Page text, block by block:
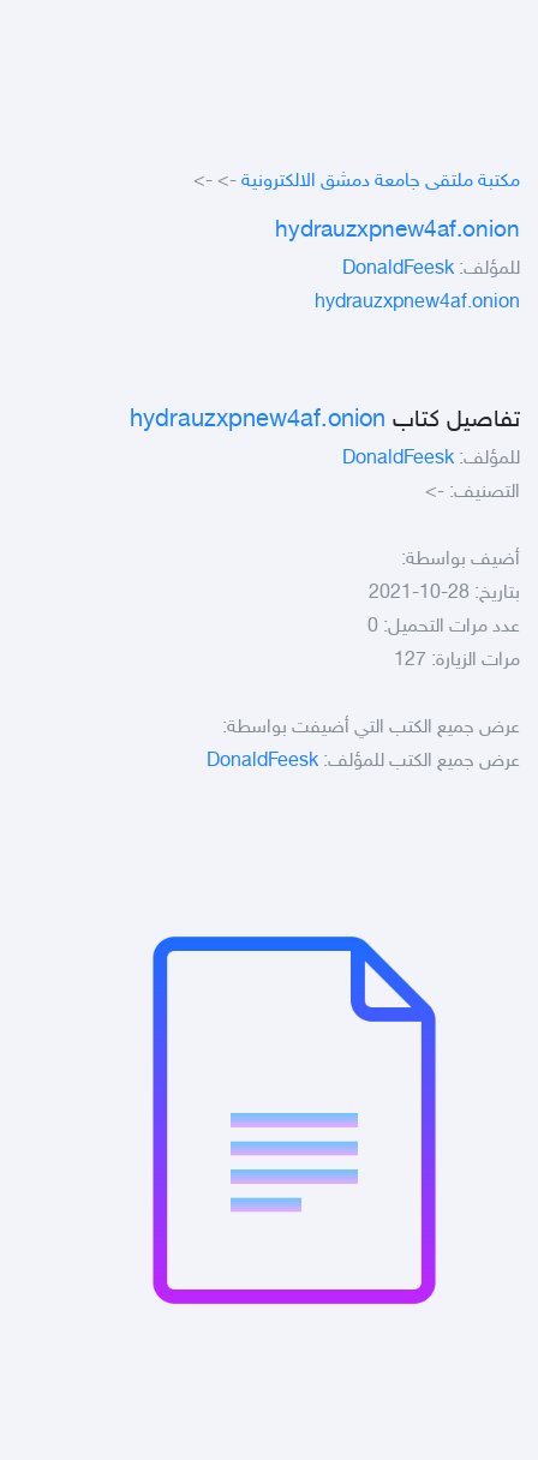
مكتبة ملتقى جامعة دمشق الالكترونية ->
->
hydrauzxpnew4af.onion
للمؤلف: DonaldFeesk
hydrauzxpnew4af.onion
تفاصيل كتاب hydrauzxpnew4af.onion
للمؤلف: DonaldFeesk
التصنيف: ->
أضيف بواسطة:
بتاريخ: 28-10-2021
عدد مرات التحميل: 0
مرات الزيارة: 127
عرض جميع الكتب التي أضيفت بواسطة:
عرض جميع الكتب للمؤلف: DonaldFeesk